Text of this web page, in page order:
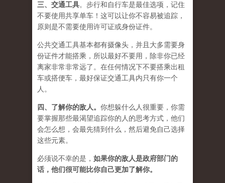
三、 交通工具。步行和自行车是最佳选项，记住
不要使用共享单车！这可以让你不容易被追踪，
原则是不需要使用许可证或身份证件。
公共交通工具基本都有摄像头，并且大多需要身
份证件才能搭乘，所以最好不要用，除非你已经
离家非常非常远了。在任何情况下不要搭乘出租
车或搭便车，最好保证交通工具内只有你一个
人。
四、 了解你的敌人。 你想躲什么人很重要，你需
要掌握那些最渴望追踪你的人的思考方式，他们
会怎么想，会最先猜到什么，然后避免自己选择
这些元素。
必须说不幸的是， 如果你的敌人是政府部门的
话，他们很可能比你自己更加了解你。